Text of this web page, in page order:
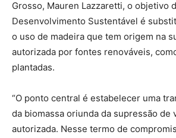
Grosso, Mauren Lazzaretti, o objetivo
Desenvolvimento Sustentável é
o uso de madeira que tem origem na
autorizada por fontes renováveis,
plantadas.
“O ponto central é estabelecer uma
da biomassa oriunda da supressão de
autorizada. Nesse termo de